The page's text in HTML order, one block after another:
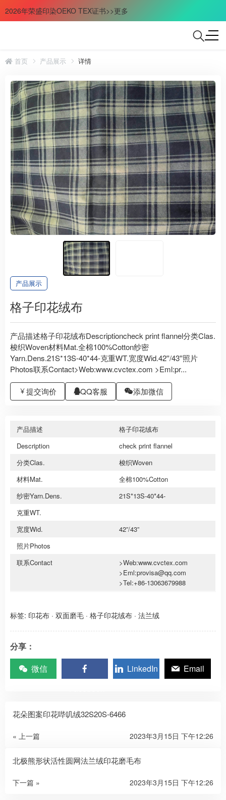
2026年荣盛印染OEKO TEX证书>>更多
首页 产品展示 详情
产品展示
格子印花绒布
产品描述格子印花绒布Descriptioncheck print flannel分类Clas.
梭织Woven材料Mat.全棉100%Cotton纱密
Yarn.Dens.21S*13S-40*44-克重WT.宽度Wid.42''/43''照片
Photos联系Contact>Web:www.cvctex.com >Eml:pr...
提交询价 QQ客服 添加微信
产品描述
格子印花绒布
Description
check print flannel
分类Clas.
梭织Woven
材料Mat.
全棉100%Cotton
纱密Yarn.Dens.
21S*13S-40*44-
克重WT.
宽度Wid.
42”/43”
照片Photos
联系Contact
>Web:www.cvctex.com
>Eml:provisa@qq.com
>Tel:+86-13063679988
标签: 印花布 · 双面磨毛 · 格子印花绒布 · 法兰绒
分享：
微信
LinkedIn Email
花朵图案印花哔叽绒32S20S-6466
« 上一篇 2023年3月15日 下午12:26
北极熊形状活性圆网法兰绒印花磨毛布
下一篇 » 2023年3月15日 下午12:26